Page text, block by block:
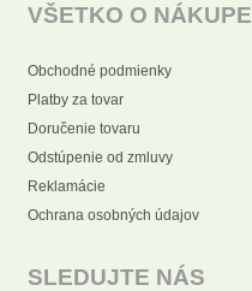
VŠETKO O NÁKUPE
Obchodné podmienky
Platby za tovar
Doručenie tovaru
Odstúpenie od zmluvy
Reklamácie
Ochrana osobných údajov
SLEDUJTE NÁS